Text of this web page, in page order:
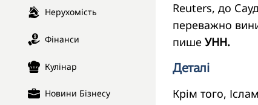
Нерухомість
Фінанси
Кулінар
Новини Бізнесу
Reuters, до
переважно
пише УНН.
Деталі
Крім того,